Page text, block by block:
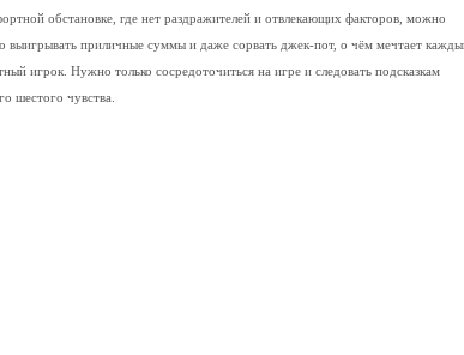
обстановке, где нет раздражителей и отвлекающих факторов, можно
выигрывать приличные суммы и даже сорвать джек-пот, о чём мечтает
игрок. Нужно только сосредоточиться на игре и следовать подсказкам
шестого чувства.